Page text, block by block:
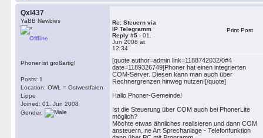
Qxl437
YaBB Newbies
Offline
Phoner ist großartig!
Posts: 1
Location: OWL = Ostwestfalen-
Lippe
Joined: 01. Jun 2008
Gender:
Re: Steuern via
IP Telegramm
Reply #5 - 01.
Jun 2008 at
12:34
Print Post
[quote author=admin link=1188742032/0#4
date=1189326749]Phoner hat einen integrierten
COM-Server. Diesen kann man auch über
Rechnergrenzen hinweg nutzen![/quote]
Hallo Phoner-Gemeinde!
Ist die Steuerung über COM auch bei PhonerLite
möglich?
Möchte etwas ähnliches realisieren und dann COM
ansteuern. ne Art Sprechanlage - Telefonfunktion